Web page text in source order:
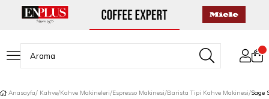
Anasayfa Kahve Kahve Makineleri Espresso Makinesi Barista Tipi Kahve Makinesi